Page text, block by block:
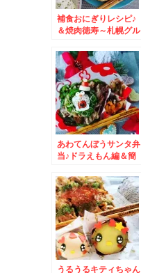
補食おにぎりレシピ♪
＆焼肉徳寿～札幌グル
あわてんぼうサンタ弁
当♪ドラえもん編＆簡
うるうるキティちゃん